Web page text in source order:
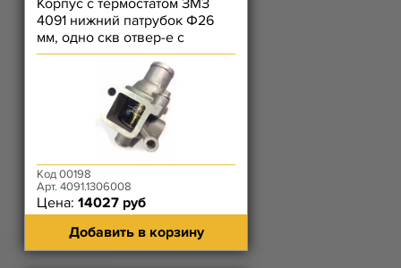
Корпус с термостатом ЗМЗ
4091 нижний патрубок Ф26
мм, одно скв отвер-е с
резьбой, без пробки слева)
Код 00198
Арт. 4091.1306008
Цена: 14027 руб
Добавить в корзину